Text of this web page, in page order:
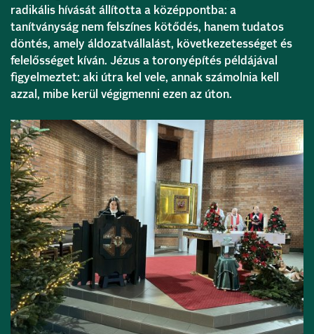
radikális hívását állította a középpontba: a
tanítványság nem felszínes kötődés, hanem tudatos
döntés, amely áldozatvállalást, következetességet és
felelősséget kíván. Jézus a toronyépítés példájával
figyelmeztet: aki útra kel vele, annak számolnia kell
azzal, mibe kerül végigmenni ezen az úton.